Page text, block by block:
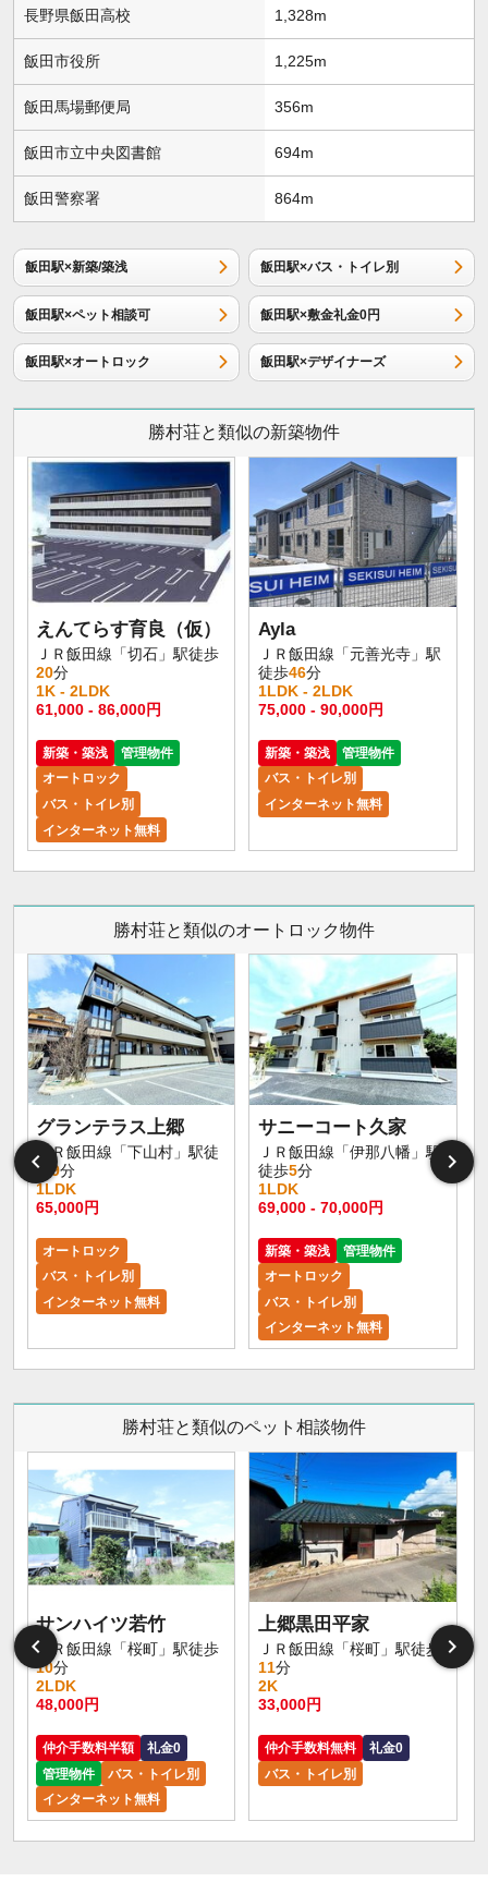
長野県飯田高校 1,328m
飯田市役所 1,225m
飯田馬場郵便局 356m
飯田市立中央図書館 694m
飯田警察署 864m
飯田駅×新築/築浅 飯田駅×バス・トイレ別
飯田駅×ペット相談可 飯田駅×敷金礼金0円
飯田駅×オートロック 飯田駅×デザイナーズ
勝村荘と類似の新築物件
えんてらす育良（仮）
ＪＲ飯田線「切石」駅徒歩
20分
1K - 2LDK
61,000 - 86,000円
新築・築浅
管理物件
オートロック
バス・トイレ別
インターネット無料
Ayla
ＪＲ飯田線「元善光寺」駅
徒歩46分
1LDK - 2LDK
75,000 - 90,000円
新築・築浅
管理物件
バス・トイレ別
インターネット無料
勝村荘と類似のオートロック物件
グランテラス上郷
ＪＲ飯田線「下山村」駅徒
歩
9分
1LDK
65,000円
オートロック
バス・トイレ別
インターネット無料
サニーコート久家
ＪＲ飯田線「伊那八幡」駅
徒歩5分
1LDK
69,000 - 70,000円
新築・築浅
管理物件
オートロック
バス・トイレ別
インターネット無料
勝村荘と類似のペット相談物件
サンハイツ若竹
ＪＲ飯田線「桜町」駅徒歩
10分
2LDK
48,000円
仲介手数料半額
礼金0
管理物件
バス・トイレ別
インターネット無料
上郷黒田平家
ＪＲ飯田線「桜町」駅徒歩
11分
2K
33,000円
仲介手数料無料
礼金0
バス・トイレ別